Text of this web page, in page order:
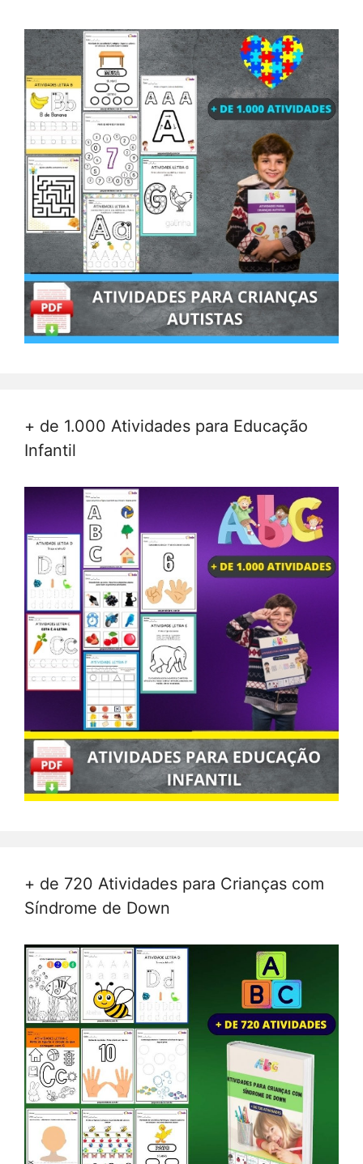
+ de 1.000 Atividades para Educação
Infantil
+ de 720 Atividades para Crianças com
Síndrome de Down